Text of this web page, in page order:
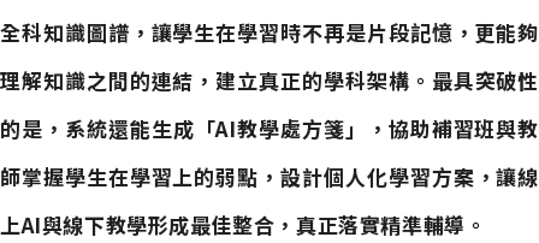
全科知識圖譜，讓學生在學習時不再是片段記憶，更能夠
理解知識之間的連結，建立真正的學科架構。最具突破性
的是，系統還能生成「AI教學處方箋」，協助補習班與教
師掌握學生在學習上的弱點，設計個人化學習方案，讓線
上AI與線下教學形成最佳整合，真正落實精準輔導。